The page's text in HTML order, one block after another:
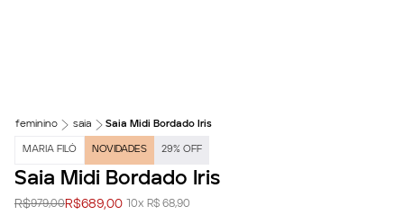
feminino saia Saia Midi Bordado Iris
MARIA FILÓ NOVIDADES 29% OFF
Saia Midi Bordado Iris
R$979,00R$689,00 10x R$ 68,90